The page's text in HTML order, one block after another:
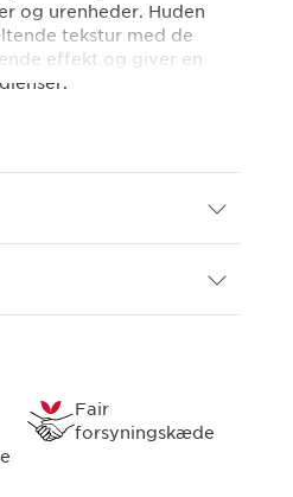
og urenheder. Huden
tekstur med de
effekt og giver en
af Instituttet har været
Fair
forsyningskæde